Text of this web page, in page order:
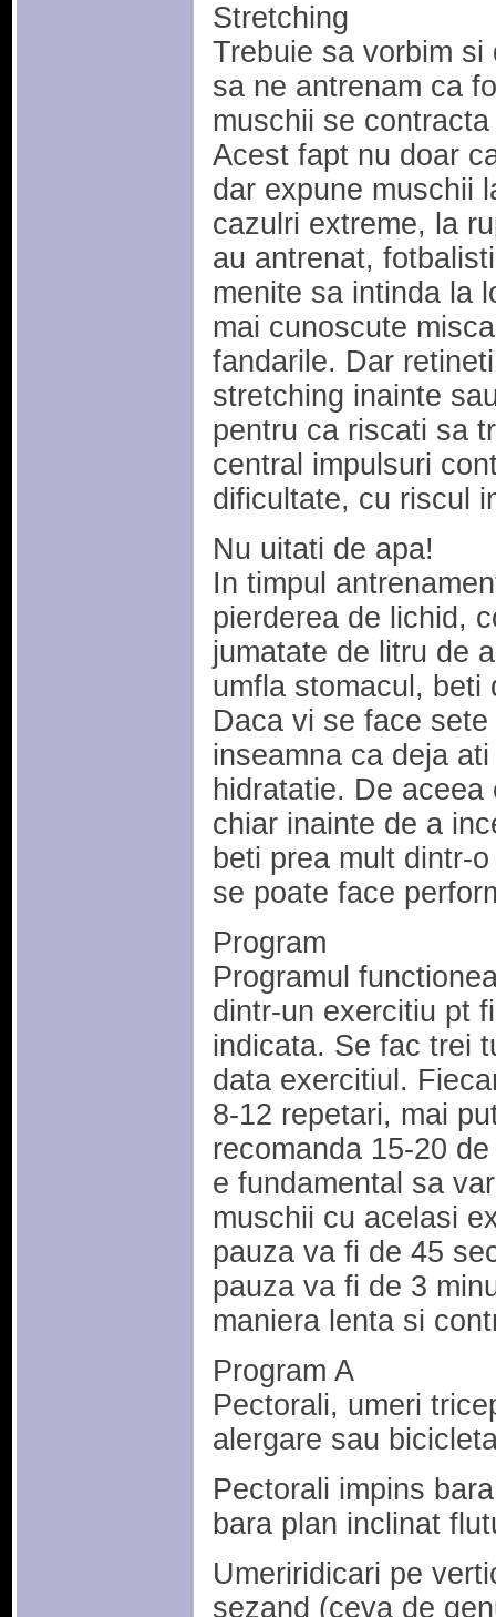
Stretching
Trebuie sa vorbim
sa ne antrenam ca
muschii se
Acest fapt nu doar
dar expune muschii
cazulri extreme, la
au antrenat,
menite sa intinda la
mai cunoscute
fandarile. Dar
stretching inainte
pentru ca riscati sa
central impulsuri
dificultate, cu riscul
Nu uitati de apa!
In timpul
pierderea de lichid,
jumatate de litru de
umfla stomacul, beti
Daca vi se face
inseamna ca deja
hidratatie. De
chiar inainte de a
beti prea mult dintr-
se poate face
Program
Programul
dintr-un exercitiu pt
indicata. Se fac trei
data exercitiul.
8-12 repetari, mai
recomanda 15-20
e fundamental sa
muschii cu acelasi
pauza va fi de 45
pauza va fi de 3
maniera lenta si
Program A
Pectorali, umeri
alergare sau
Pectorali impins
bara plan inclinat
Umeriridicari pe
sezand (ceva de